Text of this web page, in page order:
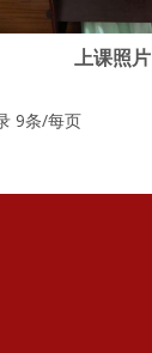
上课照片
9条/每页